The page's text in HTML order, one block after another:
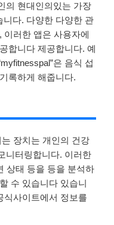
의 현대인의있는 가장
다. 다양한 다양한 관
이러한 앱은 사용자에
합니다 제공합니다. 예
은 음식 섭
록하게 해줍니다.
장치는 개인의 건강
니터링합니다. 이러한
상태 등을 등을 분석하
수 있습니다 있습니
식사이트에서 정보를